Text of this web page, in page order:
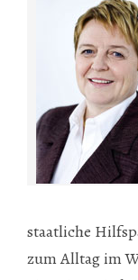
staatliche
zum Alltag im